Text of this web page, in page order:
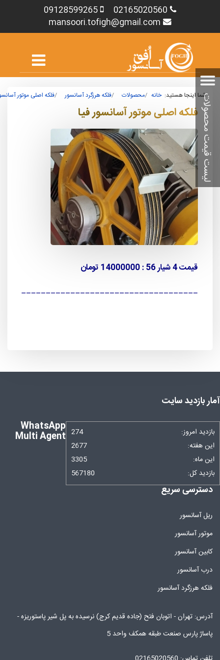
02165020560
09128599265
mansoori.tofigh@gmail.com
شما اینجا هستید: خانه محصولات فلکه هرزگرد آسانسور فلکه اصلی موتور
فلکه اصلی موتور آسانسور فیا
قیمت 4 شیار 56 : 14000000 تومان
____________________________________
آمار بازدید سایت
بازدید امروز:
274
این هفته:
2677
این ماه:
3305
بازدید کل:
567180
WhatsApp
Multi Agent
دسترسی سریع
ریل آسانسور
موتور آسانسور
کابین آسانسور
درب آسانسور
فلکه هرزگرد آسانسور
آدرس: تهران - اتوبان فتح (جاده قدیم کرج) نرسیده به پل شیر پاستوریزه -
پاساژ پارس صنعت طبقه همکف واحد 5